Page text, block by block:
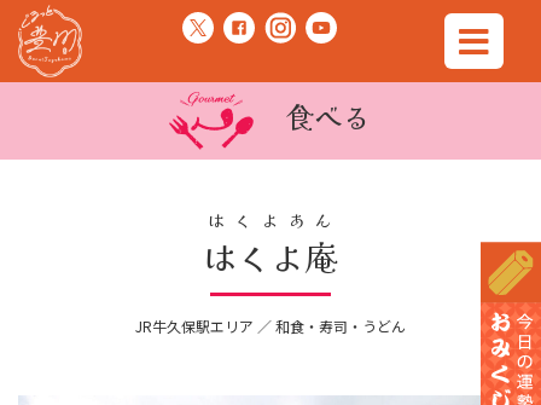
食べる
はくよ庵
はくよあん
JR牛久保駅エリア ／ 和食・寿司・うどん